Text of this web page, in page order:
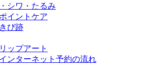
シワ・たるみ
イントケア
び跡
ップアート
ンターネット予約の流れ